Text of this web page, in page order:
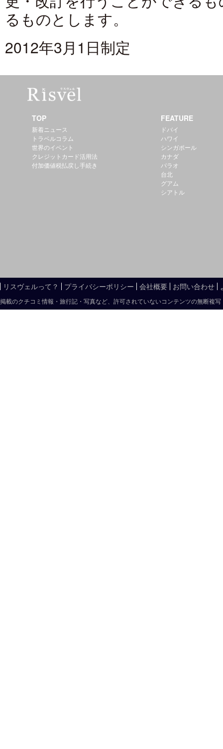
るものとします。
2012年3月1日制定
TOP
新着ニュース
トラベルコラム
世界のイベント
クレジットカード活用法
付加価値税払戻し手続き
FEATURE
ドバイ
ハワイ
シンガポール
カナダ
パラオ
台北
グアム
シアトル
リスヴェルって？ プライバシーポリシー 会社概要 お問い合わせ
掲載のクチコミ情報・旅行記・写真など、許可されていないコンテンツの無断複